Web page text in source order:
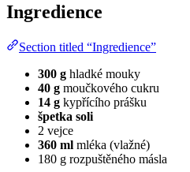
Ingredience
Section titled “Ingredience”
300 g hladké mouky
40 g moučkového cukru
14 g kypřícího prášku
špetka soli
2 vejce
360 ml mléka (vlažné)
180 g rozpuštěného másla